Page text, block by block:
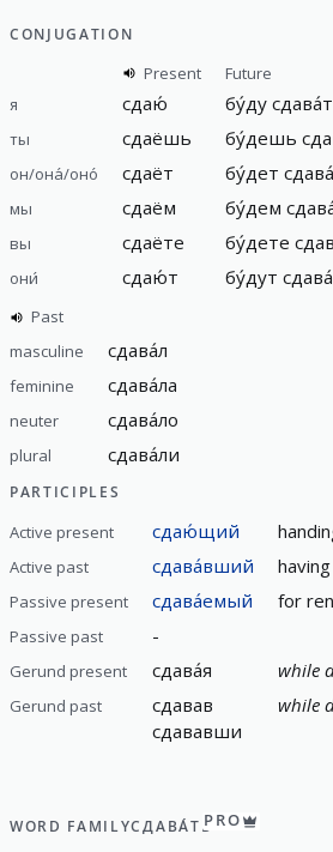
CONJUGATION
Present
Future
я
сдаю́ бу́ду
ты сдаёшь бу́дешь
он/она́/оно́ сдаёт бу́дет
мы сдаём бу́дем
вы сдаёте бу́дете
они́ сдаю́т бу́дут
Past
masculine
сдава́л
feminine сдава́ла
neuter сдава́ло
plural сдава́ли
PARTICIPLES
Active present сдаю́щий
Active past сдава́вший
Passive present сдава́емый for
Passive past -
Gerund present сдава́я while
Gerund past
сдавав
сдававши
while
WORD FAMILYСДАВА́ТЬPRO